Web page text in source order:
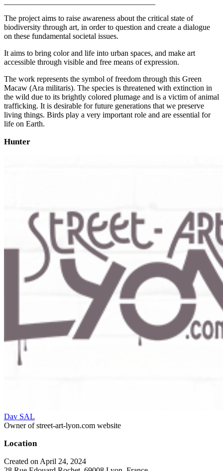
The project aims to raise awareness about the critical state of
biodiversity through art, in order to question and create a dialogue
on these fundamental societal issues.
It aims to bring color and life into urban spaces, and make art
accessible through visible and free means of expression.
The work represents the symbol of freedom through this Green
Macaw (Ara militaris). The species is threatened with extinction in
the wild due to its brightly colored plumage and is a victim of animal
trafficking. It is desirable for future generations that we preserve
living things. Birds play a very important role and are essential for
life on Earth.
Hunter
Dav SAL
Owner of street-art-lyon.com website
Location
Created on April 24, 2024